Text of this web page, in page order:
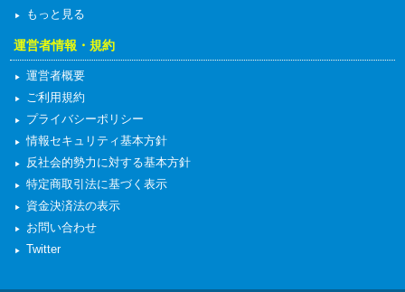
もっと見る
運営者情報・規約
運営者概要
ご利用規約
プライバシーポリシー
情報セキュリティ基本方針
反社会的勢力に対する基本方針
特定商取引法に基づく表示
資金決済法の表示
お問い合わせ
Twitter